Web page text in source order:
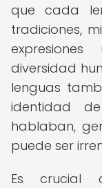
que cada
tradiciones,
diversidad
lenguas
identidad
hablaban,
puede ser
Es crucial